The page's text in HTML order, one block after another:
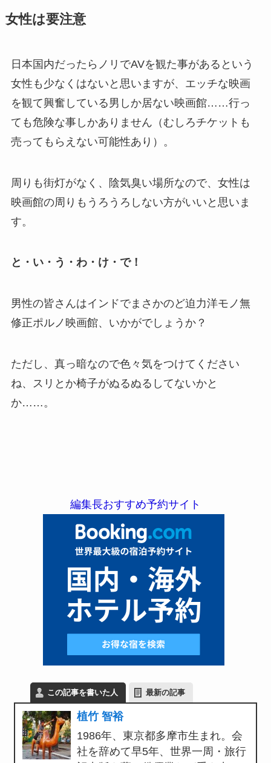
女性は要注意
日本国内だったらノリでAVを観た事があるという
女性も少なくはないと思いますが、エッチな映画
を観て興奮している男しか居ない映画館……行っ
ても危険な事しかありません（むしろチケットも
売ってもらえない可能性あり）。
周りも街灯がなく、陰気臭い場所なので、女性は
映画館の周りもうろうろしない方がいいと思いま
す。
と・い・う・わ・け・で！
男性の皆さんはインドでまさかのど迫力洋モノ無
修正ポルノ映画館、いかがでしょうか？
ただし、真っ暗なので色々気をつけてください
ね、スリとか椅子がぬるぬるしてないかと
か……。
編集長おすすめ予約サイト
この記事を書いた人 最新の記事
植竹 智裕
1986年、東京都多摩市生まれ。会
社を辞めて早5年、世界一周・旅行